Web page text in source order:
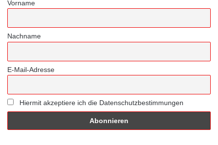
Vorname
Nachname
E-Mail-Adresse
Hiermit akzeptiere ich die Datenschutzbestimmungen